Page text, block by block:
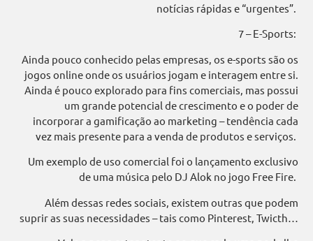
notícias rápidas e “urgentes”.
7 – E-Sports:
Ainda pouco conhecido pelas empresas, os e-sports são os
jogos online onde os usuários jogam e interagem entre si.
Ainda é pouco explorado para fins comerciais, mas possui
um grande potencial de crescimento e o poder de
incorporar a gamificação ao marketing – tendência cada
vez mais presente para a venda de produtos e serviços.
Um exemplo de uso comercial foi o lançamento exclusivo
de uma música pelo DJ Alok no jogo Free Fire.
Além dessas redes sociais, existem outras que podem
suprir as suas necessidades – tais como Pinterest, Twicth…